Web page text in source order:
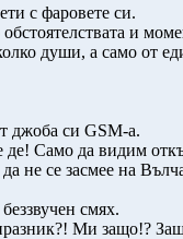
с фаровете си.
и
души, а само от
джоба си GSM-а.
де! Само да видим
не се засмее на
смях.
Ми защо!?